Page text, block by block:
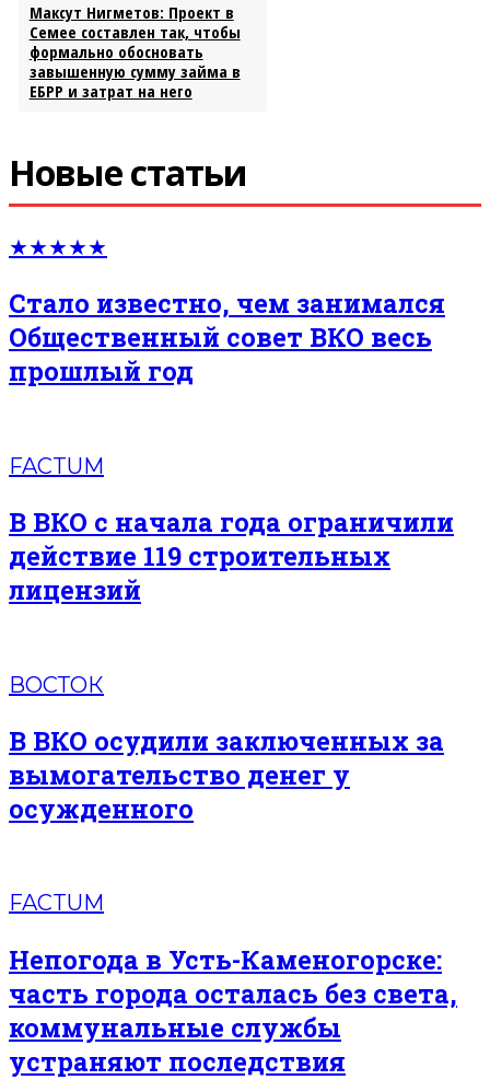
Максут Нигметов: Проект в
Семее составлен так, чтобы
формально обосновать
завышенную сумму займа в
ЕБРР и затрат на него
Новые статьи
★★★★★
Стало известно, чем занимался
Общественный совет ВКО весь
прошлый год
FACTUM
В ВКО с начала года ограничили
действие 119 строительных
лицензий
ВОСТОК
В ВКО осудили заключенных за
вымогательство денег у
осужденного
FACTUM
Непогода в Усть-Каменогорске:
часть города осталась без света,
коммунальные службы
устраняют последствия